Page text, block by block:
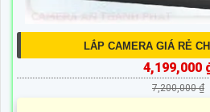
LẮP CAMERA GIÁ RẺ
4,199,000
7,200,000 ₫